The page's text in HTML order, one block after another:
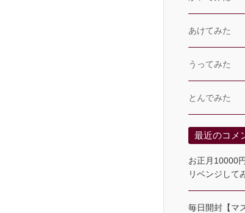
あけてみた
うってみた
とんでみた
最近のコメ
お正月10000
リベンジして
毎日開封【マ